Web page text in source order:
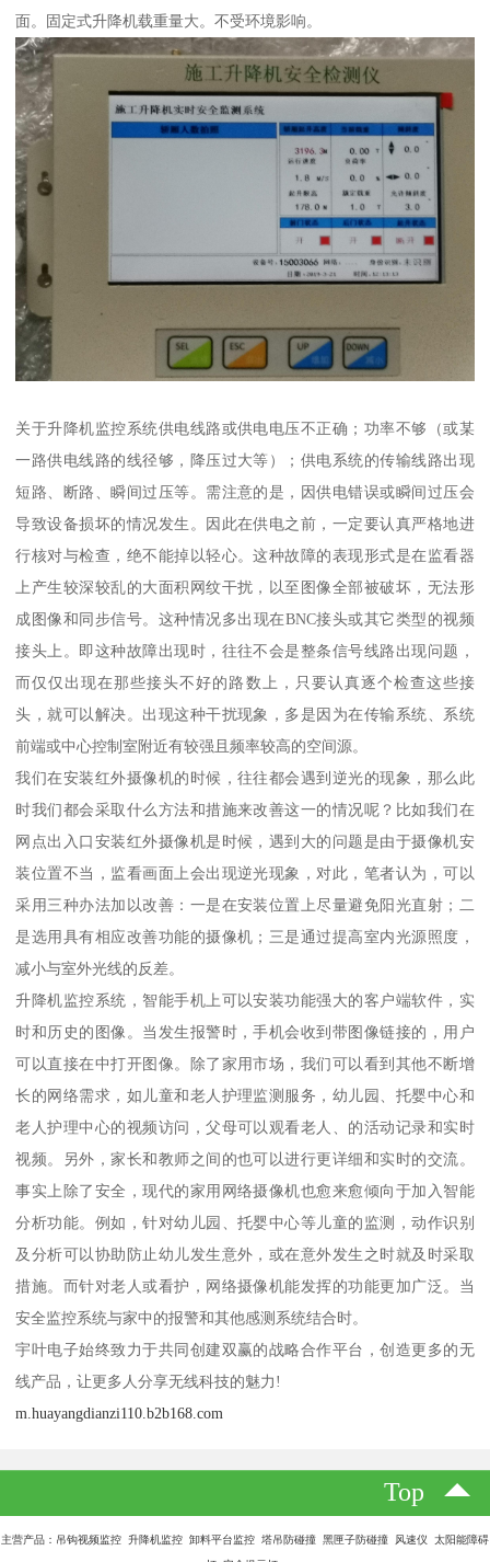
面。固定式升降机载重量大。不受环境影响。
关于升降机监控系统供电线路或供电电压不正确；功率不够（或某
一路供电线路的线径够，降压过大等）；供电系统的传输线路出现
短路、断路、瞬间过压等。需注意的是，因供电错误或瞬间过压会
导致设备损坏的情况发生。因此在供电之前，一定要认真严格地进
行核对与检查，绝不能掉以轻心。这种故障的表现形式是在监看器
上产生较深较乱的大面积网纹干扰，以至图像全部被破坏，无法形
成图像和同步信号。这种情况多出现在BNC接头或其它类型的视频
接头上。即这种故障出现时，往往不会是整条信号线路出现问题，
而仅仅出现在那些接头不好的路数上，只要认真逐个检查这些接
头，就可以解决。出现这种干扰现象，多是因为在传输系统、系统
前端或中心控制室附近有较强且频率较高的空间源。
我们在安装红外摄像机的时候，往往都会遇到逆光的现象，那么此
时我们都会采取什么方法和措施来改善这一的情况呢？比如我们在
网点出入口安装红外摄像机是时候，遇到大的问题是由于摄像机安
装位置不当，监看画面上会出现逆光现象，对此，笔者认为，可以
采用三种办法加以改善：一是在安装位置上尽量避免阳光直射；二
是选用具有相应改善功能的摄像机；三是通过提高室内光源照度，
减小与室外光线的反差。
升降机监控系统，智能手机上可以安装功能强大的客户端软件，实
时和历史的图像。当发生报警时，手机会收到带图像链接的，用户
可以直接在中打开图像。除了家用市场，我们可以看到其他不断增
长的网络需求，如儿童和老人护理监测服务，幼儿园、托婴中心和
老人护理中心的视频访问，父母可以观看老人、的活动记录和实时
视频。另外，家长和教师之间的也可以进行更详细和实时的交流。
事实上除了安全，现代的家用网络摄像机也愈来愈倾向于加入智能
分析功能。例如，针对幼儿园、托婴中心等儿童的监测，动作识别
及分析可以协助防止幼儿发生意外，或在意外发生之时就及时采取
措施。而针对老人或看护，网络摄像机能发挥的功能更加广泛。当
安全监控系统与家中的报警和其他感测系统结合时。
宇叶电子始终致力于共同创建双赢的战略合作平台，创造更多的无
线产品，让更多人分享无线科技的魅力!
m.huayangdianzi110.b2b168.com
Top
主营产品：吊钩视频监控 升降机监控 卸料平台监控 塔吊防碰撞 黑匣子防碰撞 风速仪 太阳能障碍